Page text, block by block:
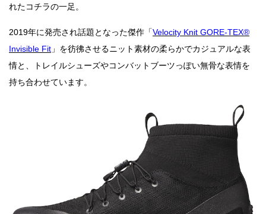
れたコチラの一足。
2019年に発売され話題となった傑作「Velocity Knit GORE-TEX®
Invisible Fit 」を彷彿させるニット素材の柔らかでカジュアルな表
情と、トレイルシューズやコンバットブーツっぽい無骨な表情を
持ち合わせています。